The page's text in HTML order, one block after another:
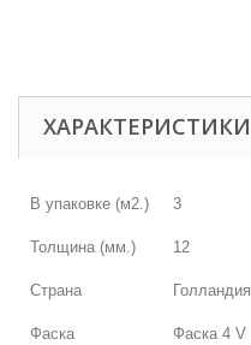
ХАРАКТЕРИСТИКИ
В упаковке (м2.) 3
Толщина (мм.) 12
Страна Голландия
Фаска Фаска 4 V